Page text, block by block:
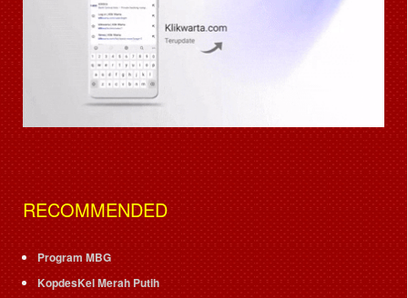
RECOMMENDED
Program MBG
KopdesKel Merah Putih